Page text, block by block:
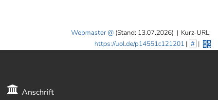
Webmaster (Stand: 13.07.2026) | Kurz-URL:
https://uol.de/p14551c121201 | # |
Anschrift